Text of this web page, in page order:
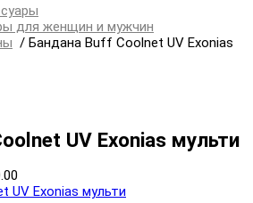
для женщин и мужчин
/ Бандана Buff Coolnet UV Exonias
UV Exonias мульти